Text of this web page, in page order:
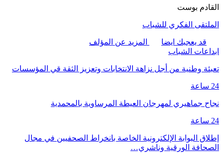
القادم بوست
الملتقى الفكري للشباب
قد يعجبك ايضا
المزيد عن المؤلف
ابداعات الشباب
تعبئة وطنية من أجل نزاهة الانتخابات وتعزيز الثقة قي المؤسسات
24 ساعة
نجاح جماهيري لمهرجان العيطة المرساوية بالمحمدية
24 ساعة
إطلاق البوابة الإلكترونية الخاصة بانخراط الصحفيين في مجال
الصحافة الورقية وناشري…